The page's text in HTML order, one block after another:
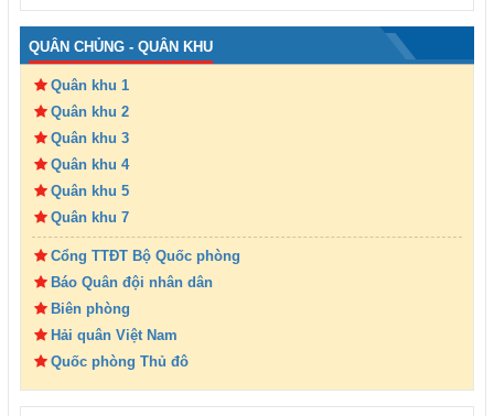
QUÂN CHỦNG - QUÂN KHU
Quân khu 1
Quân khu 2
Quân khu 3
Quân khu 4
Quân khu 5
Quân khu 7
Cổng TTĐT Bộ Quốc phòng
Báo Quân đội nhân dân
Biên phòng
Hải quân Việt Nam
Quốc phòng Thủ đô